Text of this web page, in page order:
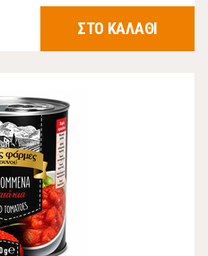
ΣΤΟ ΚΑΛΑΘΙ